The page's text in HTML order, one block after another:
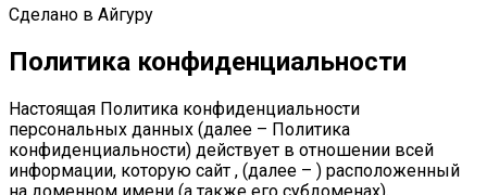
Сделано в Айгуру
Политика конфиденциальности
Настоящая Политика конфиденциальности
персональных данных (далее – Политика
конфиденциальности) действует в отношении всей
информации, которую сайт , (далее – ) расположенный
на доменном имени (а также его субдоменах),